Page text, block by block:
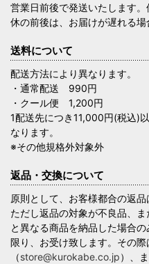
営業日前後で発送いたします
休の前後は、お届けが遅れる場
送料について
配送方法により異なります。
・通常配送 990円
・クール便 1,200円
1配送先につき11,000円(税込)
なります。
※その他規格外対象外
返品・交換について
原則として、お客様都合の返品
ただし返品の対象が不良品、
と異なる商品を納品した場合
限り、お受け致します。その際
（store@kurokabe.co.jp）、